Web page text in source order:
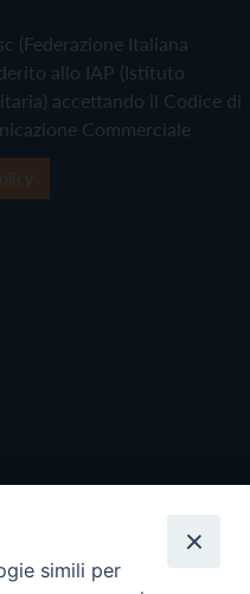
(Federazione Italiana
allo IAP (Istituto
accettando il Codice di
Commerciale
simili per